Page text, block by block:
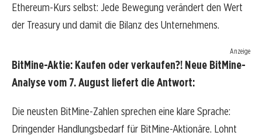
Ethereum-Kurs selbst: Jede Bewegung verändert den Wert
der Treasury und damit die Bilanz des Unternehmens.
Anzeige
BitMine-Aktie: Kaufen oder verkaufen?! Neue BitMine-
Analyse vom 7. August liefert die Antwort:
Die neusten BitMine-Zahlen sprechen eine klare Sprache:
Dringender Handlungsbedarf für BitMine-Aktionäre. Lohnt